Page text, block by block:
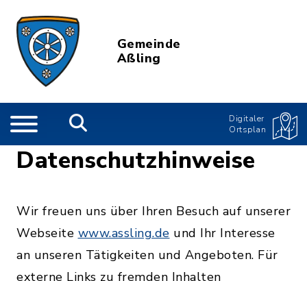
Gemeinde
Aßling
Digitaler
Ortsplan
Datenschutzhinweise
Wir freuen uns über Ihren Besuch auf unserer
Webseite www.assling.de und Ihr Interesse
an unseren Tätigkeiten und Angeboten. Für
externe Links zu fremden Inhalten